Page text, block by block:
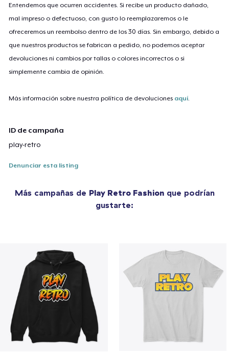
Entendemos que ocurren accidentes. Si recibe un producto dañado,
mal impreso o defectuoso, con gusto lo reemplazaremos o le
ofreceremos un reembolso dentro de los 30 días. Sin embargo, debido a
que nuestros productos se fabrican a pedido, no podemos aceptar
devoluciones ni cambios por tallas o colores incorrectos o si
simplemente cambia de opinión.
Más información sobre nuestra política de devoluciones aquí.
ID de campaña
play-retro
Denunciar esta listing
Más campañas de Play Retro Fashion que podrían
gustarte: